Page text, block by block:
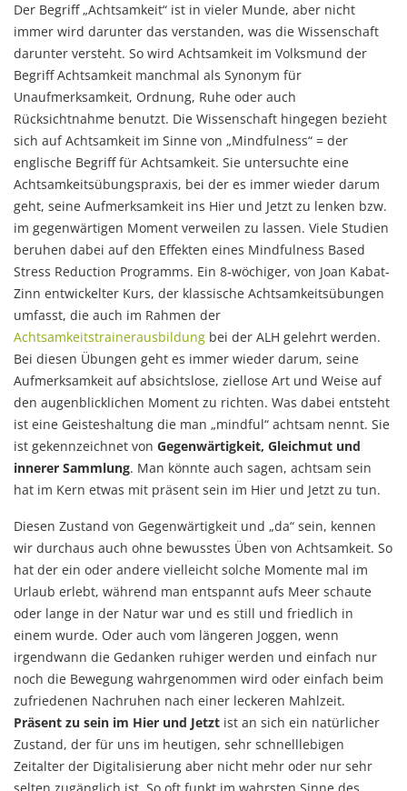
Der Begriff „Achtsamkeit“ ist in vieler Munde, aber nicht
immer wird darunter das verstanden, was die Wissenschaft
darunter versteht. So wird Achtsamkeit im Volksmund der
Begriff Achtsamkeit manchmal als Synonym für
Unaufmerksamkeit, Ordnung, Ruhe oder auch
Rücksichtnahme benutzt. Die Wissenschaft hingegen bezieht
sich auf Achtsamkeit im Sinne von „Mindfulness“ = der
englische Begriff für Achtsamkeit. Sie untersuchte eine
Achtsamkeitsübungspraxis, bei der es immer wieder darum
geht, seine Aufmerksamkeit ins Hier und Jetzt zu lenken bzw.
im gegenwärtigen Moment verweilen zu lassen. Viele Studien
beruhen dabei auf den Effekten eines Mindfulness Based
Stress Reduction Programms. Ein 8-wöchiger, von Joan Kabat-
Zinn entwickelter Kurs, der klassische Achtsamkeitsübungen
umfasst, die auch im Rahmen der
Achtsamkeitstrainerausbildung bei der ALH gelehrt werden.
Bei diesen Übungen geht es immer wieder darum, seine
Aufmerksamkeit auf absichtslose, ziellose Art und Weise auf
den augenblicklichen Moment zu richten. Was dabei entsteht
ist eine Geisteshaltung die man „mindful“ achtsam nennt. Sie
ist gekennzeichnet von Gegenwärtigkeit, Gleichmut und
innerer Sammlung. Man könnte auch sagen, achtsam sein
hat im Kern etwas mit präsent sein im Hier und Jetzt zu tun.
Diesen Zustand von Gegenwärtigkeit und „da“ sein, kennen
wir durchaus auch ohne bewusstes Üben von Achtsamkeit. So
hat der ein oder andere vielleicht solche Momente mal im
Urlaub erlebt, während man entspannt aufs Meer schaute
oder lange in der Natur war und es still und friedlich in
einem wurde. Oder auch vom längeren Joggen, wenn
irgendwann die Gedanken ruhiger werden und einfach nur
noch die Bewegung wahrgenommen wird oder einfach beim
zufriedenen Nachruhen nach einer leckeren Mahlzeit.
Präsent zu sein im Hier und Jetzt ist an sich ein natürlicher
Zustand, der für uns im heutigen, sehr schnelllebigen
Zeitalter der Digitalisierung aber nicht mehr oder nur sehr